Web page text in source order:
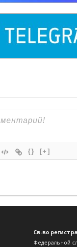
Св-во
Федеральной